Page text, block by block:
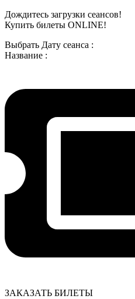
Дождитесь загрузки сеансов!
Купить билеты ONLINE!
Выбрать Дату сеанса :
Название :
ЗАКАЗАТЬ БИЛЕТЫ